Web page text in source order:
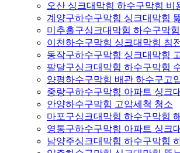
오산 싱크대막힘 하수구막힘 비
계양구하수구막힘 싱크대막힘
미추홀구싱크대막힘 하수구막
이천하수구막힘 싱크대막힘 침
동작구하수구막힘 싱크대막힘
팔달구싱크대막힘 하수구막힘
양평하수구막힘 배관 하수구고
중랑구하수구막힘 아파트 싱크
안양하수구막힘 고압세척 청소
마포구싱크대막힘 하수구막힘
영통구하수구막힘 아파트 싱크
남양주싱크대막힘 하수구막힘